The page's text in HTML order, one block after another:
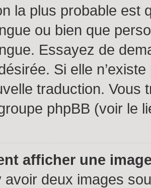
la plus probable est
ou bien que
Essayez de
Si elle
traduction. Vous
phpBB (voir le
afficher une
avoir deux images